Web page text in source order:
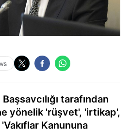
tarafından
yönelik 'rüşvet', 'irtikap',
'Vakıflar Kanununa